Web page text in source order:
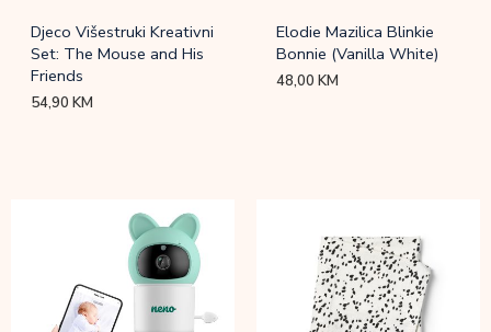
Djeco Višestruki Kreativni
Set: The Mouse and His
Friends
54,90KM
Elodie Mazilica Blinkie
Bonnie (Vanilla White)
48,00KM